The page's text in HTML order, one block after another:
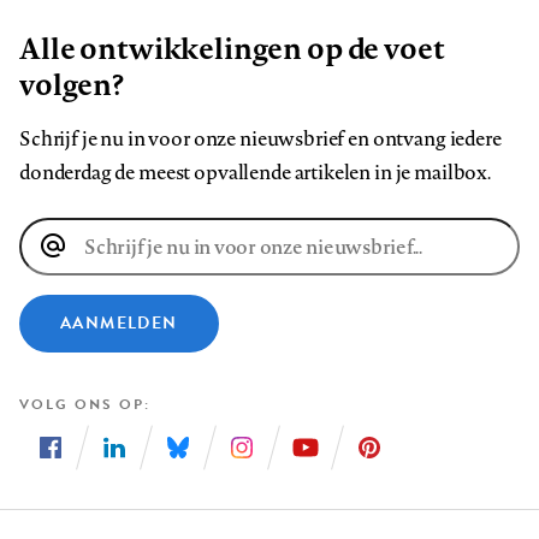
Alle ontwikkelingen op de voet
volgen?
Schrijf je nu in voor onze nieuwsbrief en ontvang iedere
donderdag de meest opvallende artikelen in je mailbox.
E-
mailadres
AANMELDEN
VOLG ONS OP
ons
ons
ons
ons
ons
ons